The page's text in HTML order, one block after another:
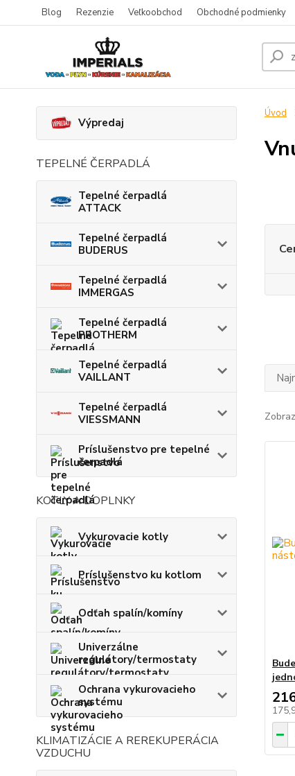
Blog Rezenzie Veľkoobchod Obchodné podmienky
Výpredaj
TEPELNÉ ČERPADLÁ
Tepelné čerpadlá
ATTACK
Tepelné čerpadlá
BUDERUS
Tepelné čerpadlá
IMMERGAS
Tepelné čerpadlá
PROTHERM
Tepelné čerpadlá
VAILLANT
Tepelné čerpadlá
VIESSMANN
Príslušenstvo pre tepelné
čerpadlá
KOTLY A DOPLNKY
Vykurovacie kotly
Príslušenstvo ku kotlom
Odťah spalín/komíny
Univerzálne
regulátory/termostaty
Ochrana vykurovacieho
systému
KLIMATIZÁCIE A REREKUPERÁCIA
VZDUCHU
Úvod